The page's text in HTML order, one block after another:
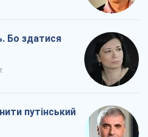
Бо здатися
путінський